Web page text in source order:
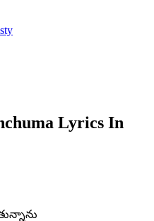
Lyrics In